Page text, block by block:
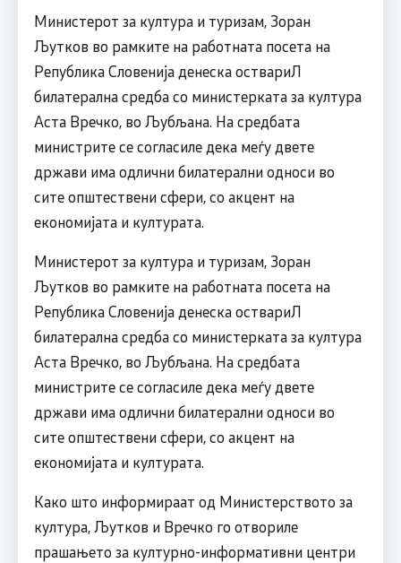
Министерот за култура и туризам, Зоран
Љутков во рамките на работната посета на
Република Словенија денеска оствариЛ
билатерална средба со министерката за култура
Аста Вречко, во Љубљана. На средбата
министрите се согласиле дека меѓу двете
држави има одлични билатерални односи во
сите општествени сфери, со акцент на
економијата и културата.
Министерот за култура и туризам, Зоран
Љутков во рамките на работната посета на
Република Словенија денеска оствариЛ
билатерална средба со министерката за култура
Аста Вречко, во Љубљана. На средбата
министрите се согласиле дека меѓу двете
држави има одлични билатерални односи во
сите општествени сфери, со акцент на
економијата и културата.
Како што информираат од Министерството за
култура, Љутков и Вречко го отвориле
прашањето за културно-информативни центри